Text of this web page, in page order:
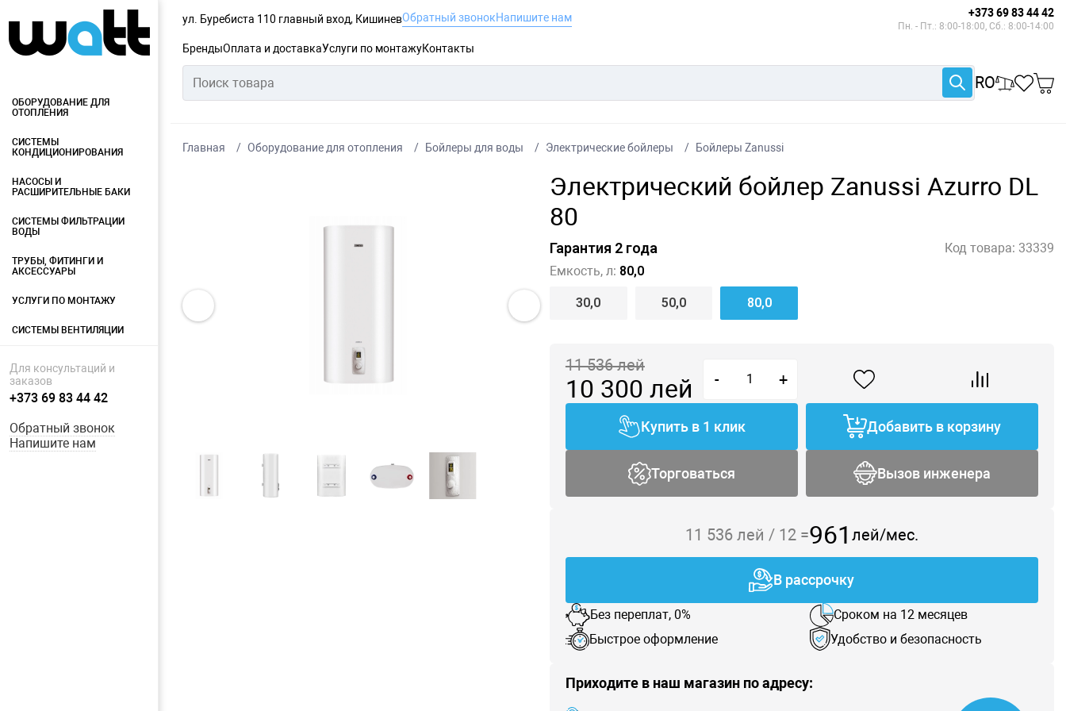
ул. Буребиста 110 главный вход, КишиневОбратный звонокНапишите нам +373 69 83 44 42
Пн. - Пт.: 8:00-18:00, Сб.: 8:00-14:00
БрендыОплата и доставкаУслуги по монтажуКонтакты
RO
ОБОРУДОВАНИЕ ДЛЯ
ОТОПЛЕНИЯ
СИСТЕМЫ
КОНДИЦИОНИРОВАНИЯ
НАСОСЫ И
РАСШИРИТЕЛЬНЫЕ БАКИ
СИСТЕМЫ ФИЛЬТРАЦИИ
ВОДЫ
ТРУБЫ, ФИТИНГИ И
АКСЕССУАРЫ
УСЛУГИ ПО МОНТАЖУ
СИСТЕМЫ ВЕНТИЛЯЦИИ
Для консультаций и
заказов
+373 69 83 44 42
Обратный звонок
Напишите нам
Главная Оборудование для отопления Бойлеры для воды Электрические бойлеры Бойлеры Zanussi
Электрический бойлер Zanussi Azurro DL
80
Гарантия 2 года Код товара: 33339
Емкость, л: 80,0
30,0 50,0 80,0
11 536лей
10 300 лей - +
Купить в 1 клик Добавить в корзину
Торговаться Вызов инженера
11 536 лей / 12=961 лей/мес.
В рассрочку
Без переплат, 0%
Сроком на 12 месяцев
Быстрое оформление
Удобство и безопасность
Приходите в наш магазин по адресу: